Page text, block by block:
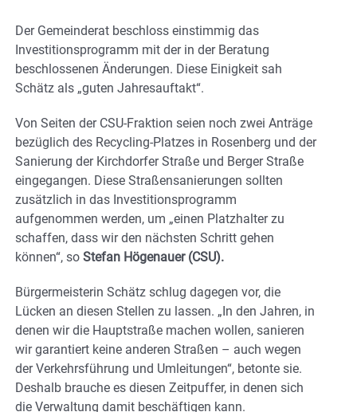
Der Gemeinderat beschloss einstimmig das
Investitionsprogramm mit der in der Beratung
beschlossenen Änderungen. Diese Einigkeit sah
Schätz als „guten Jahresauftakt“.
Von Seiten der CSU-Fraktion seien noch zwei Anträge
bezüglich des Recycling-Platzes in Rosenberg und der
Sanierung der Kirchdorfer Straße und Berger Straße
eingegangen. Diese Straßensanierungen sollten
zusätzlich in das Investitionsprogramm
aufgenommen werden, um „einen Platzhalter zu
schaffen, dass wir den nächsten Schritt gehen
können“, so Stefan Högenauer (CSU).
Bürgermeisterin Schätz schlug dagegen vor, die
Lücken an diesen Stellen zu lassen. „In den Jahren, in
denen wir die Hauptstraße machen wollen, sanieren
wir garantiert keine anderen Straßen – auch wegen
der Verkehrsführung und Umleitungen“, betonte sie.
Deshalb brauche es diesen Zeitpuffer, in denen sich
die Verwaltung damit beschäftigen kann.